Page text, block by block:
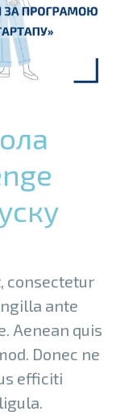
consectetur
ante
Aenean quis
Donec ne
efficiti